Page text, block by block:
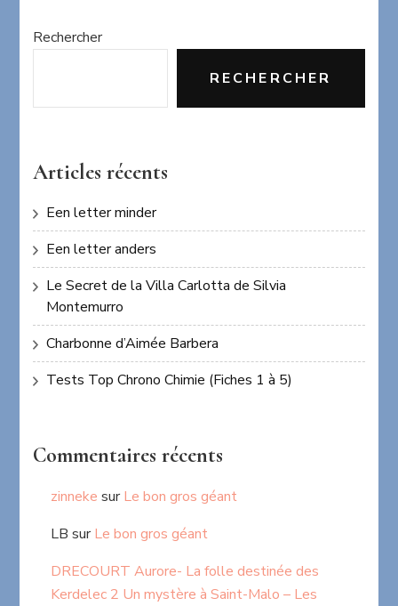
Rechercher
RECHERCHER
Articles récents
Een letter minder
Een letter anders
Le Secret de la Villa Carlotta de Silvia
Montemurro
Charbonne d’Aimée Barbera
Tests Top Chrono Chimie (Fiches 1 à 5)
Commentaires récents
zinneke surLe bon gros géant
LB surLe bon gros géant
DRECOURT Aurore- La folle destinée des
Kerdelec 2 Un mystère à Saint-Malo – Les